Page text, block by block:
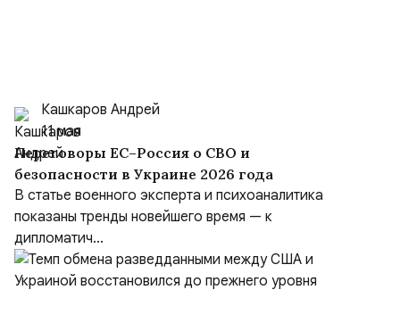
Кашкаров Андрей
11 мая
Переговоры ЕС–Россия о СВО и
безопасности в Украине 2026 года
В статье военного эксперта и психоаналитика
показаны тренды новейшего время — к
дипломатич...